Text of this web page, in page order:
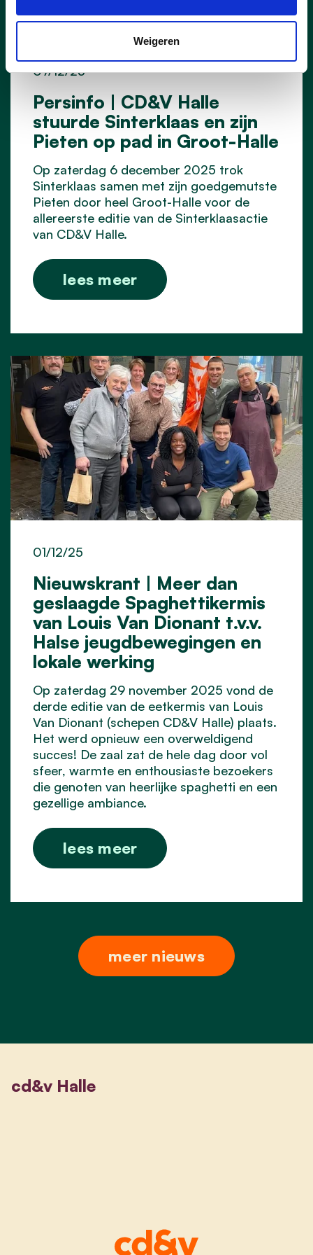
Weigeren
Persinfo | CD&V Halle
stuurde Sinterklaas en zijn
Pieten op pad in Groot-Halle
07/12/25
Op zaterdag 6 december 2025 trok
Sinterklaas samen met zijn goedgemutste
Pieten door heel Groot-Halle voor de
allereerste editie van de Sinterklaasactie
van CD&V Halle.
lees meer
Nieuwskrant | Meer dan
geslaagde Spaghettikermis
van Louis Van Dionant t.v.v.
Halse jeugdbewegingen en
lokale werking
01/12/25
Op zaterdag 29 november 2025 vond de
derde editie van de eetkermis van Louis
Van Dionant (schepen CD&V Halle) plaats.
Het werd opnieuw een overweldigend
succes! De zaal zat de hele dag door vol
sfeer, warmte en enthousiaste bezoekers
die genoten van heerlijke spaghetti en een
gezellige ambiance.
lees meer
meer nieuws
cd&v Halle